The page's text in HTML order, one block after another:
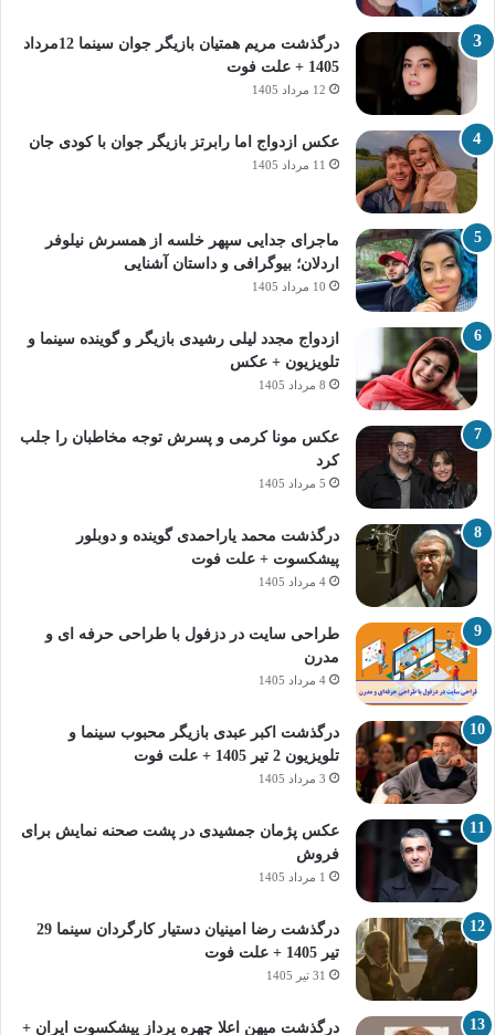
درگذشت مریم همتیان بازیگر جوان سینما 12مرداد
1405 + علت فوت
12 مرداد 1405
عکس ازدواج اما رابرتز بازیگر جوان با کودی جان
11 مرداد 1405
ماجرای جدایی سپهر خلسه از همسرش نیلوفر
اردلان؛ بیوگرافی و داستان آشنایی
10 مرداد 1405
ازدواج مجدد لیلی رشیدی بازیگر و گوینده سینما و
تلویزیون + عکس
8 مرداد 1405
عکس مونا کرمی و پسرش توجه مخاطبان را جلب
کرد
5 مرداد 1405
درگذشت محمد یاراحمدی گوینده و دوبلور
پیشکسوت + علت فوت
4 مرداد 1405
طراحی سایت در دزفول با طراحی حرفه‌ ای و
مدرن
4 مرداد 1405
درگذشت اکبر عبدی بازیگر محبوب سینما و
تلویزیون 2 تیر 1405 + علت فوت
3 مرداد 1405
عکس پژمان جمشیدی در پشت صحنه نمایش برای
فروش
1 مرداد 1405
درگذشت رضا امینیان دستیار کارگردان سینما 29
تیر 1405 + علت فوت
31 تیر 1405
درگذشت میهن اعلا چهره پرداز پیشکسوت ایران +